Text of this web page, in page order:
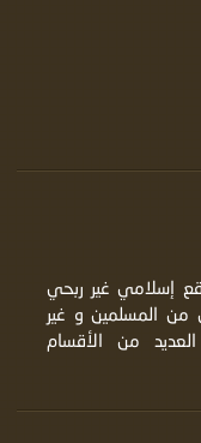
إسلامي غير ربحي
من المسلمين و غير
من الأقسام